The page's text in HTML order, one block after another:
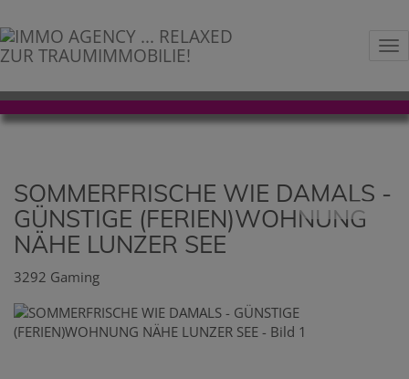
SOMMERFRISCHE WIE DAMALS -
GÜNSTIGE (FERIEN)WOHNUNG
NÄHE LUNZER SEE
3292 Gaming